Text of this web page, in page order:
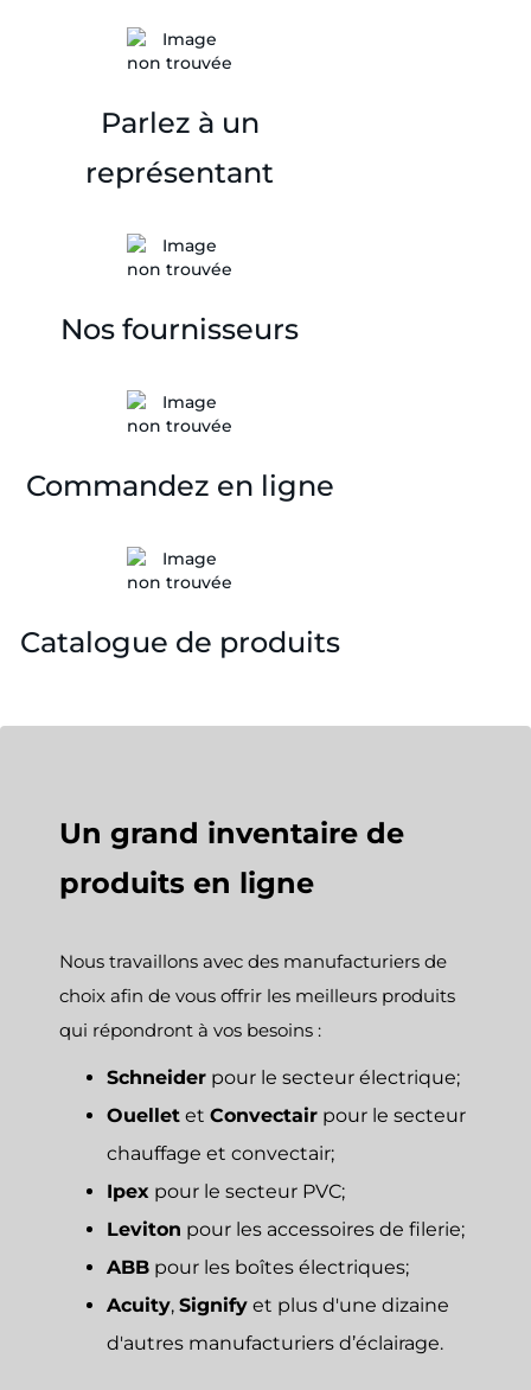
Parlez à un
représentant
Nos fournisseurs
Commandez en ligne
Catalogue de produits
Un grand inventaire de
produits en ligne
Nous travaillons avec des manufacturiers de
choix afin de vous offrir les meilleurs produits
qui répondront à vos besoins :
Schneider pour le secteur électrique;
Ouellet et Convectair pour le secteur
chauffage et convectair;
Ipex pour le secteur PVC;
Leviton pour les accessoires de filerie;
ABB pour les boîtes électriques;
Acuity, Signify et plus d'une dizaine
d'autres manufacturiers d’éclairage.